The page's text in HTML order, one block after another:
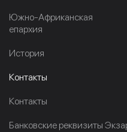
Южно-Африканская
епархия
История
Контакты
Контакты
Банковские реквизиты